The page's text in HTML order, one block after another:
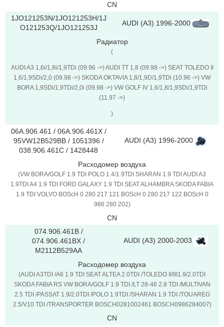
CN
1JO121253N/1JO121253H/1J
O121253Q/1JO121253J
AUDI (A3) 1996-2000
Радиатор
(
AUDI A3 1,6i/1,8i/1,9TDi (09.96 ->) AUDI TT 1,8 (09.98 ->) SEAT TOLEDO II
1,6/1,9SDi/2,0 (09.98 ->) SKODA OKTAVIA 1,8/1,9D/1,9TDi (10.96 ->) VW
BORA 1,9SDi/1,9TDi/2,0i (09.98 ->) VW GOLF IV 1,6/1,8/1,9SDi/1,9TDi
(11.97 ->)
)
06A.906.461 / 06A.906.461X /
95VW12B529BB / 1051396 /
038.906.461C / 1428448
AUDI (A3) 1996-2000
Расходомер воздуха
(VW BORA/GOLF 1.9 TDI POLO 1.4/1.9TDI SHARAN 1.9 TDI AUDI A3
1.9TDI A4 1.9 TDI FORD GALAXY 1.9 TDI SEAT ALHAMBRA SKODA FABIA
1.9 TDI VOLVO BOScH 0 280 217 121 BOScH 0 280 217 122 BOScH 0
986 280 202)
CN
074.906.461B /
074.906.461BX /
M2112B529AA
AUDI (A3) 2000-2003
Расходомер воздуха
(AUDI A3TDI /A6 1.9 TDI SEAT ALTEA 2.0TDI /TOLEDO II/III1.9/2.0TDI
SKODA FABIA RS VW BORA/GOLF 1.9 TDI /LT 28-46 2.8 TDI /MULTIVAN
2.5 TDI /PASSAT 1.9/2.0TDI /POLO 1.9TDI /SHARAN 1.9 TDI /TOUAREG
2.5/V10 TDI /TRANSPORTER BOSCH0281002461 BOSCH0986284007)
CN